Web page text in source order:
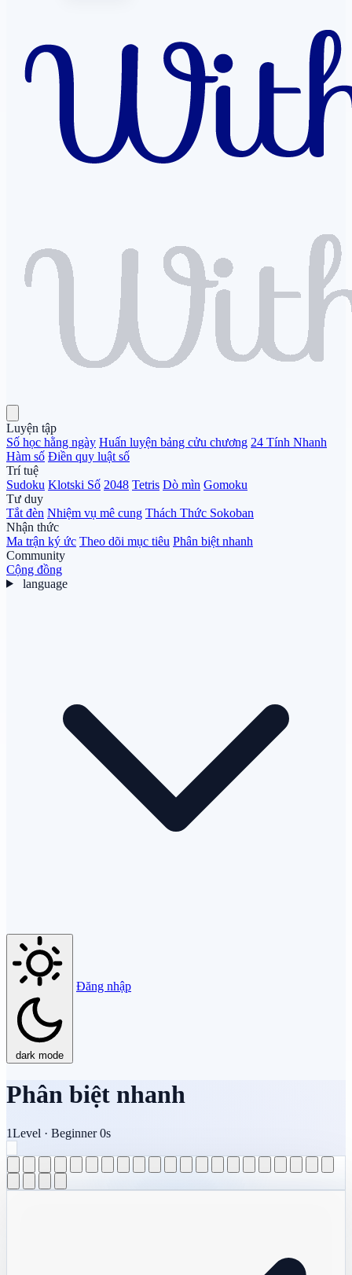
Luyện tập
Số học hằng ngày Huấn luyện bảng cửu chương 24 Tính Nhanh
Hàm số Điền quy luật số
Trí tuệ
Sudoku Klotski Số 2048 Tetris Dò mìn Gomoku
Tư duy
Tắt đèn Nhiệm vụ mê cung Thách Thức Sokoban
Nhận thức
Ma trận ký ức Theo dõi mục tiêu Phân biệt nhanh
Community
Cộng đồng
language
dark mode
Đăng nhập
Phân biệt nhanh
1Level · Beginner 0s